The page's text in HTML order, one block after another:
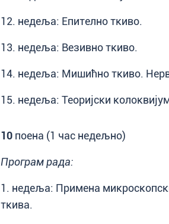
12. недеља: Епително ткиво.
13. недеља: Везивно ткиво.
14. недеља: Мишићно ткиво.
15. недеља: Теоријски
10 поена (1 час недељно)
Програм рада:
1. недеља: Примена
ткива.